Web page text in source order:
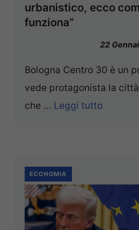
urbanistico, ecco
funziona”
22
Bologna Centro 30 è un
vede protagonista la
che … Leggi tutto
ECONOMIA